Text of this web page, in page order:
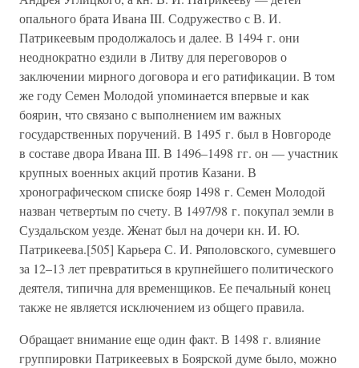
опального брата Ивана III. Содружество с В. И.
Патрикеевым продолжалось и далее. В 1494 г. они
неоднократно ездили в Литву для переговоров о
заключении мирного договора и его ратификации. В том
же году Семен Молодой упоминается впервые и как
боярин, что связано с выполнением им важных
государственных поручений. В 1495 г. был в Новгороде
в составе двора Ивана III. В 1496–1498 гг. он — участник
крупных военных акций против Казани. В
хронографическом списке бояр 1498 г. Семен Молодой
назван четвертым по счету. В 1497/98 г. покупал земли в
Суздальском уезде. Женат был на дочери кн. И. Ю.
Патрикеева.[505] Карьера С. И. Ряполовского, сумевшего
за 12–13 лет превратиться в крупнейшего политического
деятеля, типична для временщиков. Ее печальный конец
также не является исключением из общего правила.
Обращает внимание еще один факт. В 1498 г. влияние
группировки Патрикеевых в Боярской думе было, можно